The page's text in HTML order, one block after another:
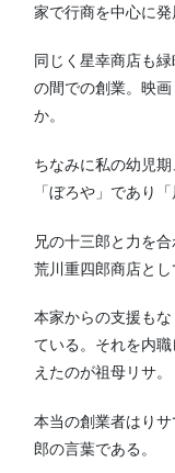
家で行商を中心に発
同じく星幸商店も
の間での創業。映
か。
ちなみに私の幼児
「ぼろや」であり
兄の十三郎と力を
荒川重四郎商店とし
本家からの支援も
ている。それを内
えたのが祖母リサ。
本当の創業者はり
郎の言葉である。